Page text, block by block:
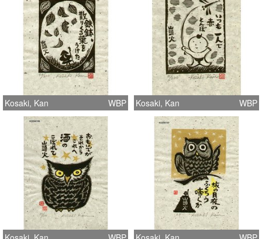
Kosaki, Kan WBP Kosaki, Kan WBP